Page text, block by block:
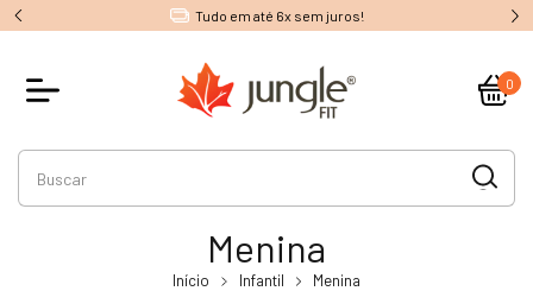
Tudo em até 6x sem juros!
0
Menina
Início Infantil Menina